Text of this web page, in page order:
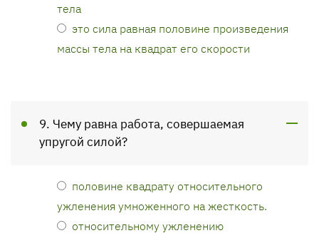
тела
это сила равная половине произведения
массы тела на квадрат его скорости
9. Чему равна работа, совершаемая
упругой силой?
половине квадрату относительного
ужленения умноженного на жесткость.
относительному ужленению